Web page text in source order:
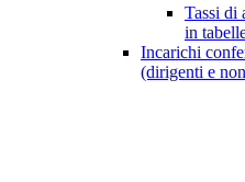
Tassi di
in
Incarichi
(dirigenti e